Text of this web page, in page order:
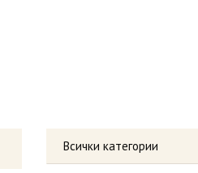
Всички категории